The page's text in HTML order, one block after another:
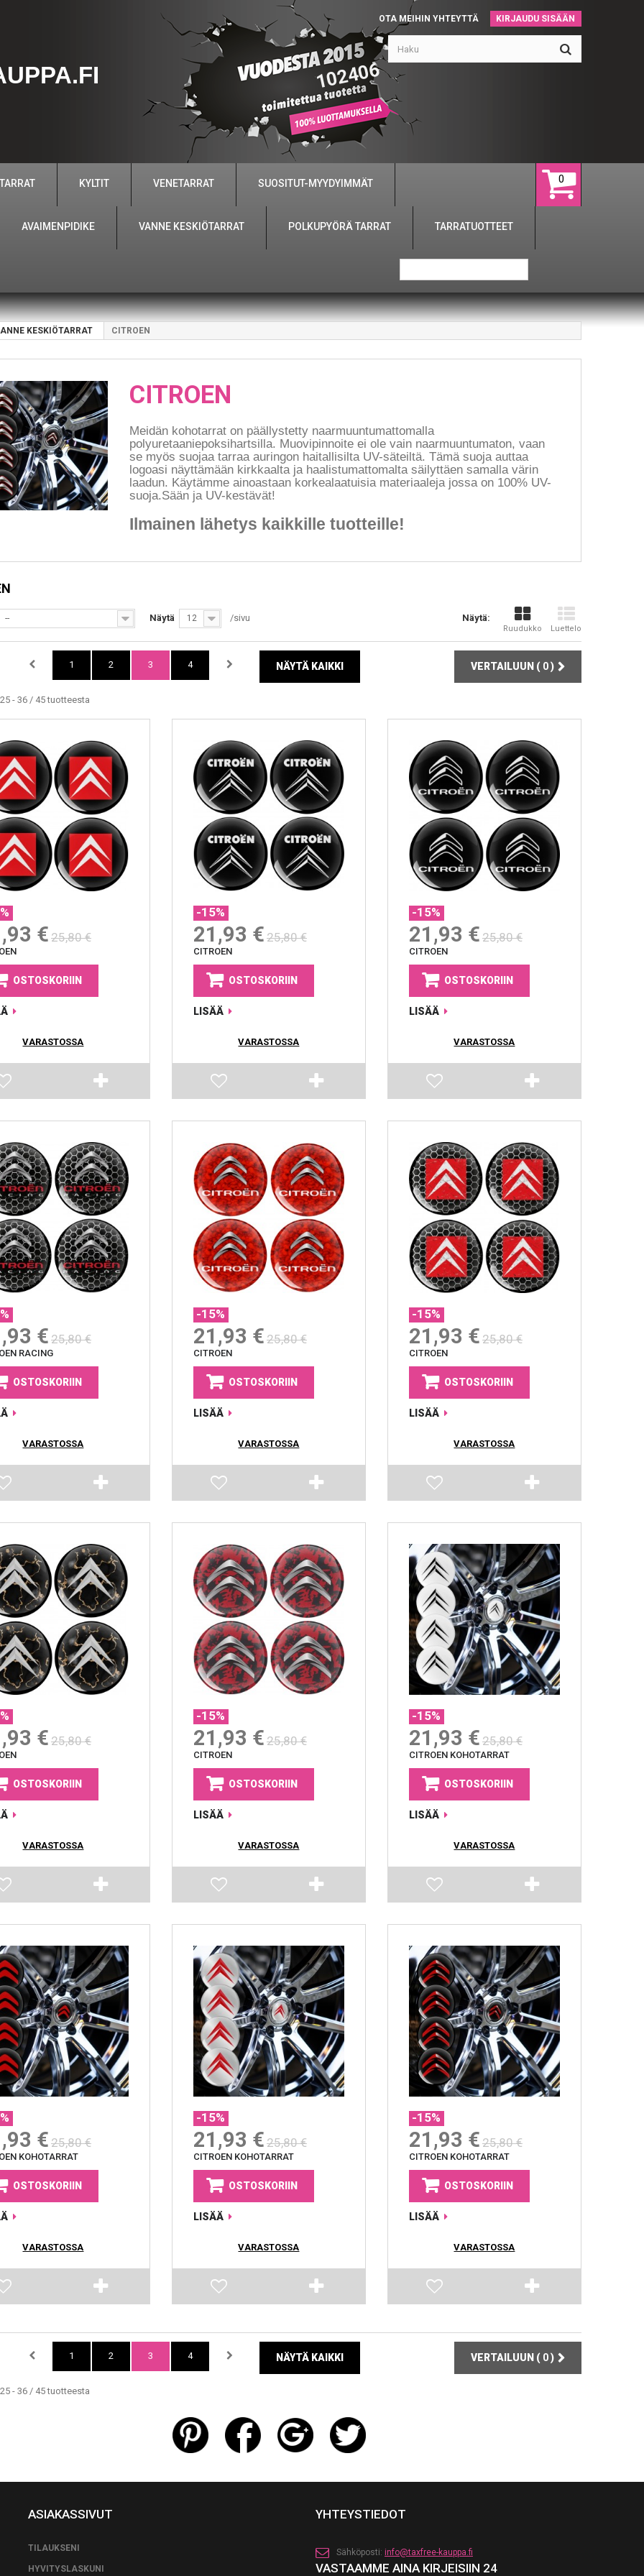
KIRJAUDU SISÄÄN
OTA MEIHIN YHTEYTTÄ
102406
0
KYLTIT VENETARRAT SUOSITUT-MYYDYIMMÄT
AVAIMENPIDIKE VANNE KESKIÖTARRAT POLKUPYÖRÄ TARRAT TARRATUOTTEET
KESKIÖTARRAT CITROEN
CITROEN
Meidän kohotarrat on päällystetty naarmuuntumattomalla
polyuretaaniepoksihartsilla. Muovipinnoite ei ole vain naarmuuntumaton, vaan
se myös suojaa tarraa auringon haitallisilta UV-säteiltä. Tämä suoja auttaa
logoasi näyttämään kirkkaalta ja haalistumattomalta säilyttäen samalla värin
laadun. Käytämme ainoastaan korkealaatuisia materiaaleja jossa on 100% UV-
suoja.Sään ja UV-kestävät!
Ilmainen lähetys kaikkille tuotteille!
Näytä:
Ruudukko Luettelo
-- Näytä 12 /sivu
VERTAILUUN ( 0)
NÄYTÄ KAIKKI
1 2 3 4
- 36 / 45 tuotteesta
€ 25,80 €
OSTOSKORIIN
VARASTOSSA
-15%
21,93 € 25,80 €
CITROEN
OSTOSKORIIN
LISÄÄ
VARASTOSSA
-15%
21,93 € 25,80 €
CITROEN
OSTOSKORIIN
LISÄÄ
VARASTOSSA
€ 25,80 €
RACING
OSTOSKORIIN
VARASTOSSA
-15%
21,93 € 25,80 €
CITROEN
OSTOSKORIIN
LISÄÄ
VARASTOSSA
-15%
21,93 € 25,80 €
CITROEN
OSTOSKORIIN
LISÄÄ
VARASTOSSA
€ 25,80 €
OSTOSKORIIN
VARASTOSSA
-15%
21,93 € 25,80 €
CITROEN
OSTOSKORIIN
LISÄÄ
VARASTOSSA
-15%
21,93 € 25,80 €
CITROEN KOHOTARRAT
OSTOSKORIIN
LISÄÄ
VARASTOSSA
€ 25,80 €
KOHOTARRAT
OSTOSKORIIN
VARASTOSSA
-15%
21,93 € 25,80 €
CITROEN KOHOTARRAT
OSTOSKORIIN
LISÄÄ
VARASTOSSA
-15%
21,93 € 25,80 €
CITROEN KOHOTARRAT
OSTOSKORIIN
LISÄÄ
VARASTOSSA
VERTAILUUN ( 0)
NÄYTÄ KAIKKI
1 2 3 4
- 36 / 45 tuotteesta
ASIAKASSIVUT
TILAUKSENI
HYVITYSLASKUNI
YHTEYSTIEDOT
Sähköposti: info@taxfree-kauppa.fi
VASTAAMME AINA KIRJEISIIN 24